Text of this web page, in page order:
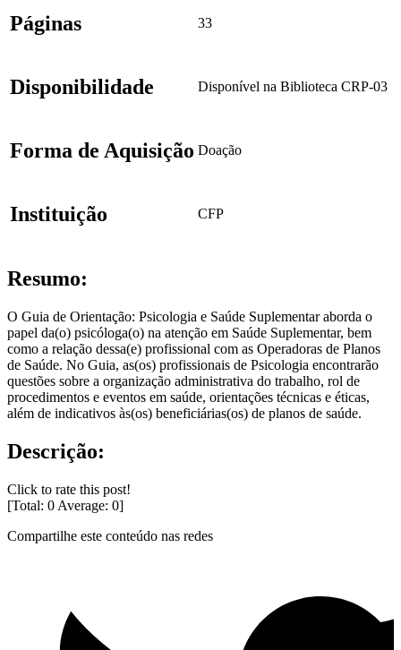
Páginas 33
Disponibilidade Disponível na Biblioteca CRP-03
Forma de Aquisição Doação
Instituição CFP
Resumo:
O Guia de Orientação: Psicologia e Saúde Suplementar aborda o
papel da(o) psicóloga(o) na atenção em Saúde Suplementar, bem
como a relação dessa(e) profissional com as Operadoras de Planos
de Saúde. No Guia, as(os) profissionais de Psicologia encontrarão
questões sobre a organização administrativa do trabalho, rol de
procedimentos e eventos em saúde, orientações técnicas e éticas,
além de indicativos às(os) beneficiárias(os) de planos de saúde.
Descrição:
Click to rate this post!
[Total: 0 Average: 0]
Compartilhe este conteúdo nas redes